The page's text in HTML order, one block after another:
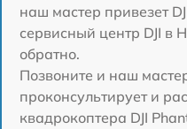
наш мастер привезет
сервисный центр DJI в
обратно.
Позвоните и наш
проконсультирует и
квадрокоптера DJI